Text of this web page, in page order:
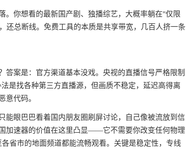
。你想看的最新国产剧、独播综艺，大概率躺在"仅限
还总断线。免费工具的本质是共享带宽，几百人挤一条
案是：官方渠道基本没戏。央视的直播信号严格限制
是找各种第三方直播源，但画质不稳定，延迟高得离
意代码。
能眼巴巴看着国内朋友圈刷屏讨论，自己像被流放到信
加速器的价值在这里凸显——它不需要你改变任何物理
省市的地面频道都能流畅观看。关键是稳定性，专线